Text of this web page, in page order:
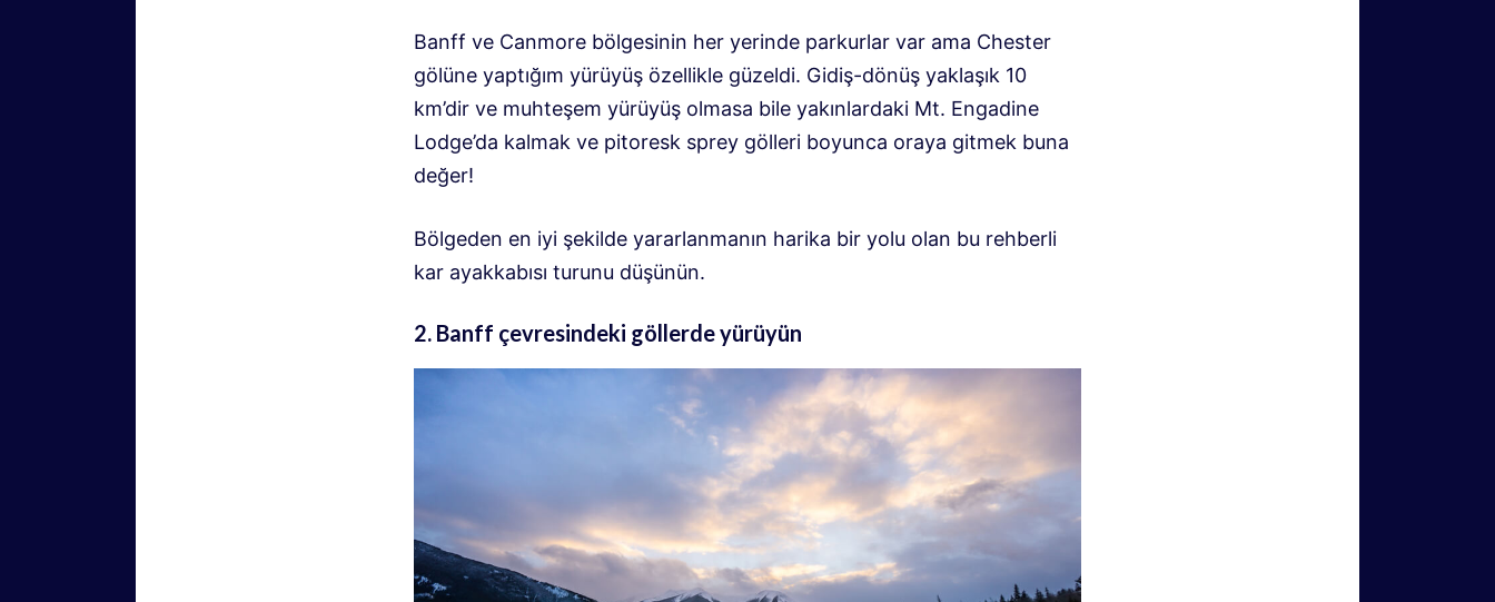
Banff ve Canmore bölgesinin her yerinde parkurlar var ama Chester
gölüne yaptığım yürüyüş özellikle güzeldi. Gidiş-dönüş yaklaşık 10
km’dir ve muhteşem yürüyüş olmasa bile yakınlardaki Mt. Engadine
Lodge’da kalmak ve pitoresk sprey gölleri boyunca oraya gitmek buna
değer!
Bölgeden en iyi şekilde yararlanmanın harika bir yolu olan bu rehberli
kar ayakkabısı turunu düşünün.
2. Banff çevresindeki göllerde yürüyün